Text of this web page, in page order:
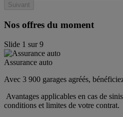
Suivant
Nos offres du moment
Slide 1 sur9
Assurance auto
Avec 3 900 garages agréés,
Avantages applicables en cas de
conditions et limites de votre contrat.